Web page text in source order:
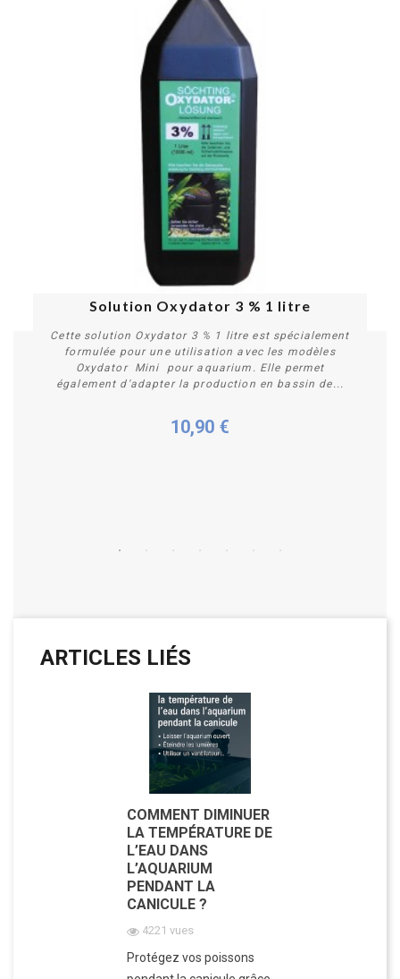
Solution Oxydator 3 % 1 litre
Cette solution Oxydator 3 % 1 litre est spécialement
formulée pour une utilisation avec les modèles
Oxydator Mini pour aquarium. Elle permet
également d'adapter la production en bassin de...
10,90 €
ARTICLES LIÉS
COMMENT DIMINUER
LA TEMPÉRATURE DE
L’EAU DANS
L’AQUARIUM
PENDANT LA
CANICULE ?
4221 vues
Protégez vos poissons